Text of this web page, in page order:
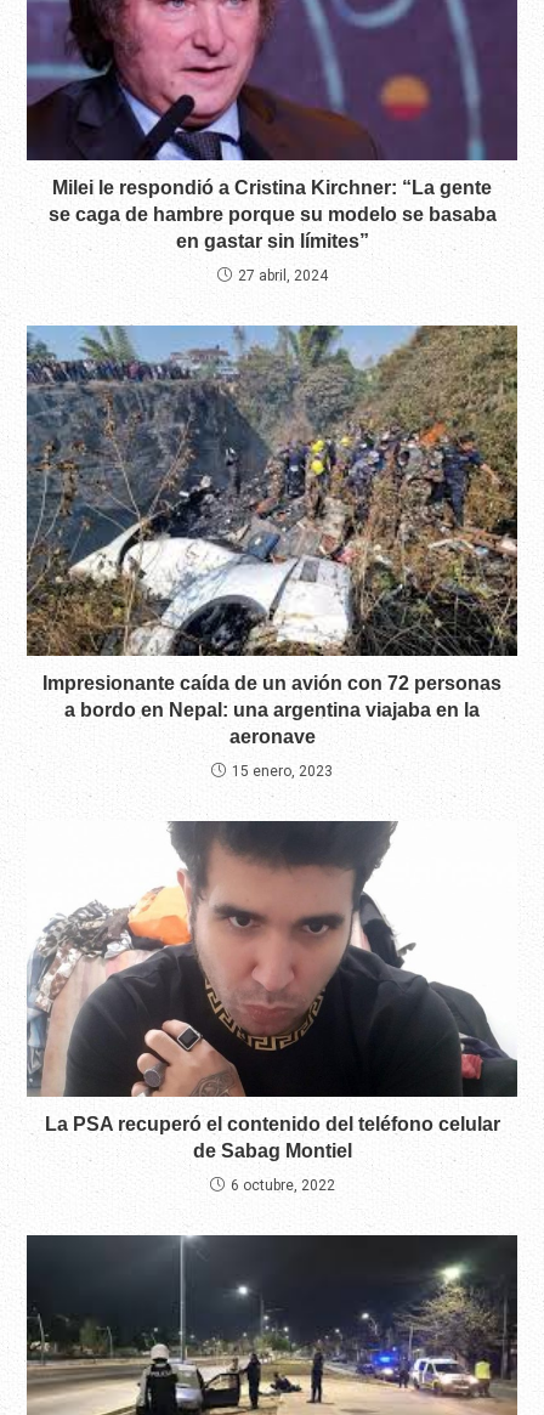
Milei le respondió a Cristina Kirchner: “La gente
se caga de hambre porque su modelo se basaba
en gastar sin límites”
27 abril, 2024
Impresionante caída de un avión con 72 personas
a bordo en Nepal: una argentina viajaba en la
aeronave
15 enero, 2023
La PSA recuperó el contenido del teléfono celular
de Sabag Montiel
6 octubre, 2022